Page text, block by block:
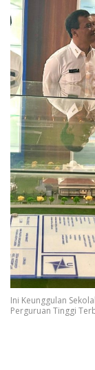
Ini Keunggulan
Perguruan Tinggi